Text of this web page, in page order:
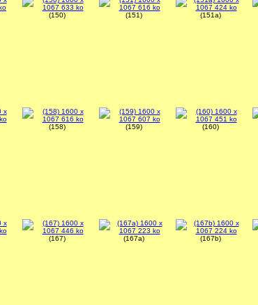
(150) (151) (151a)
(158) (159) (160)
(167) (167a) (167b)